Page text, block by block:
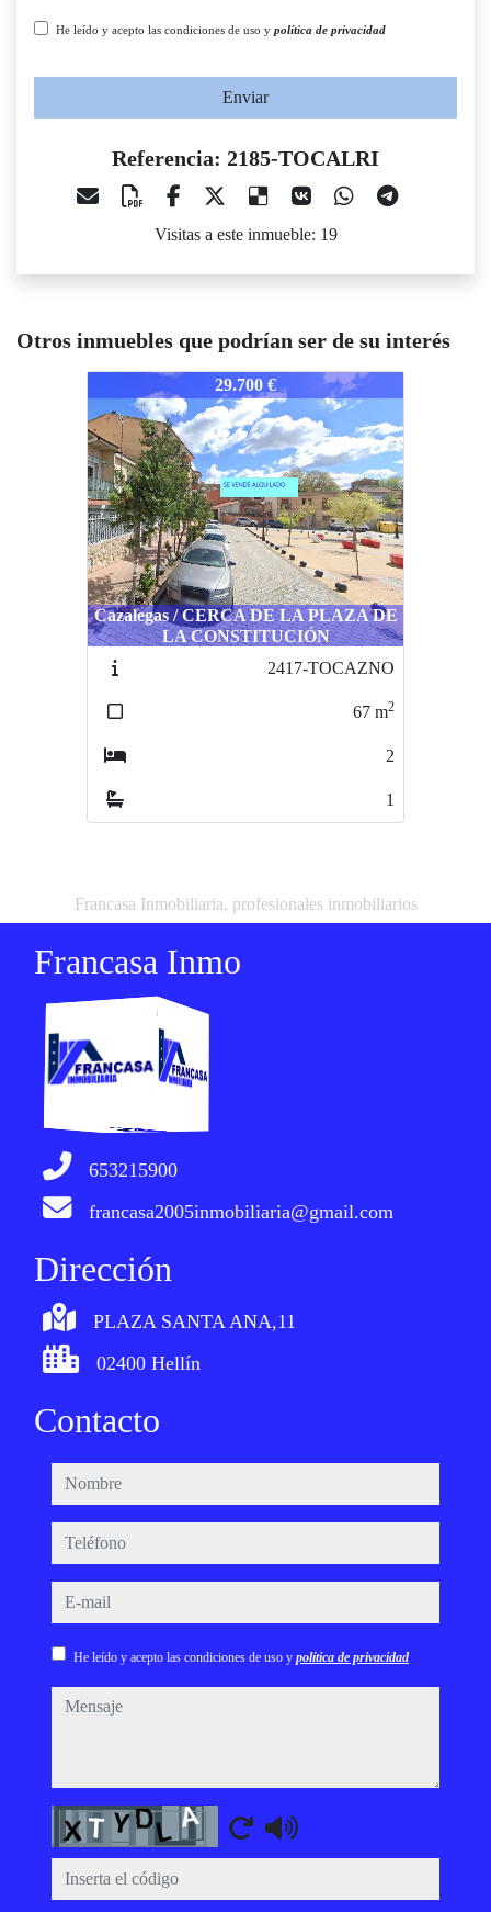
He leído y acepto las condiciones de uso y política de privacidad
Enviar
Referencia: 2185-TOCALRI
Visitas a este inmueble: 19
Otros inmuebles que podrían ser de su interés
2185-TOCALRI29.700 €
Cazalegas / CERCA DE LA PLAZA DE
LA CONSTITUCIÓN
2417-TOCAZNO
67 m2
2
1
Francasa Inmobiliaria, profesionales inmobiliarios
Francasa Inmo
653215900
francasa2005inmobiliaria@gmail.com
Dirección
PLAZA SANTA ANA,11
02400 Hellín
Contacto
nombre
teléfono
e-mail
He leído y acepto las condiciones de uso y política de privacidad
mensaje
Captcha